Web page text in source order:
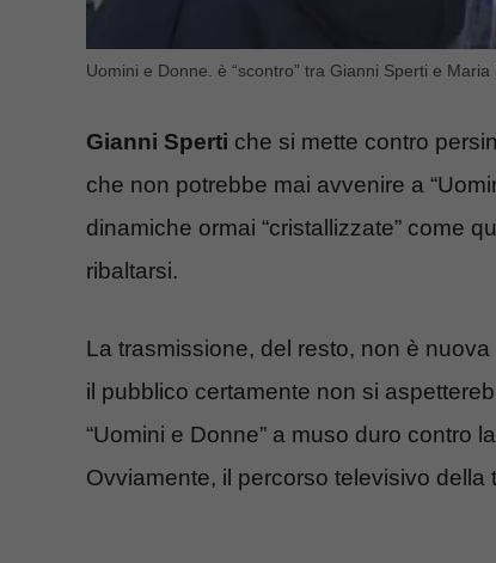
Uomini e Donne. è “scontro” tra Gianni Sperti e
Gianni Sperti che si mette contro
che non potrebbe mai avvenire a
dinamiche ormai “cristallizzate” come
ribaltarsi.
La trasmissione, del resto, non è nuova
il pubblico certamente non si
“Uomini e Donne” a muso duro contro
Ovviamente, il percorso televisivo della